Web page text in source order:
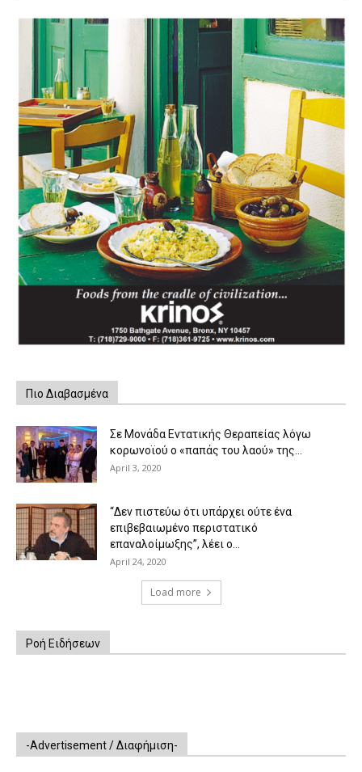
Πιο Διαβασμένα
Σε Μονάδα Εντατικής Θεραπείας λόγω
κορωνοϊού ο «παπάς του λαού» της...
April 3, 2020
“Δεν πιστεύω ότι υπάρχει ούτε ένα
επιβεβαιωμένο περιστατικό
επαναλοίμωξης”, λέει ο...
April 24, 2020
Load more
Ροή Ειδήσεων
-Advertisement / Διαφήμιση-